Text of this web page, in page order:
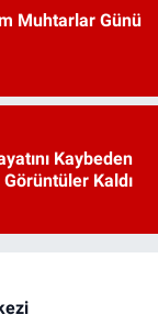
Muhtarlar Günü
Kaybeden
Kaldı